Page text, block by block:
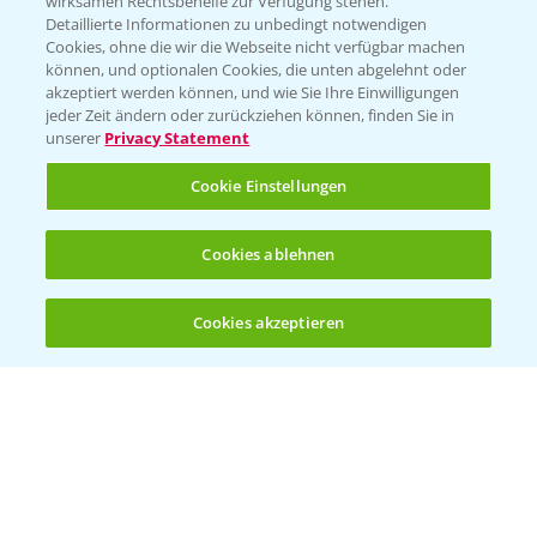
(noch 4)
Folgen Sie uns
Allgemeine Nutzungsbedingungen
Datenschutzerklärung
Detaillierte Informationen zu unbedingt notwendigen
Cookies, ohne die wir die Webseite nicht verfügbar machen
können, und optionalen Cookies, die unten abgelehnt oder
akzeptiert werden können, und wie Sie Ihre Einwilligungen
jeder Zeit ändern oder zurückziehen können, finden Sie in
unserer Privacy Statement
Cookie Einstellungen
Cookies ablehnen
Cookies akzeptieren